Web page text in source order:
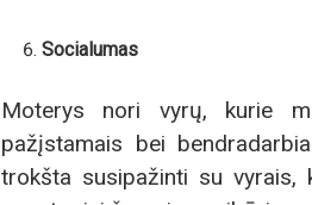
Socialumas
Moterys nori vyrų, kurie
pažįstamais bei
trokšta susipažinti su vyrais,